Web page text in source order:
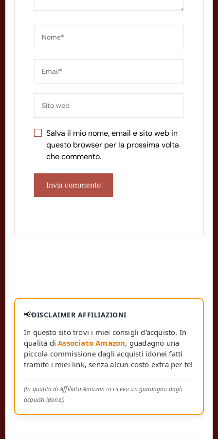
Salva il mio nome, email e sito web in
questo browser per la prossima volta
che commento.
📢DISCLAIMER AFFILIAZIONI
In questo sito trovi i miei consigli d'acquisto. In
qualità diAssociato Amazon, guadagno una
piccola commissione dagli acquisti idonei fatti
tramite i miei link, senza alcun costo extra per te!
(In qualità di Affiliato Amazon io ricevo un guadagno dagli
acquisti idonei)